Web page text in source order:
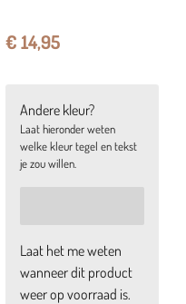
€ 14,95
Andere kleur?
Laat hieronder weten
welke kleur tegel en tekst
je zou willen.
Laat het me weten
wanneer dit product
weer op voorraad is.